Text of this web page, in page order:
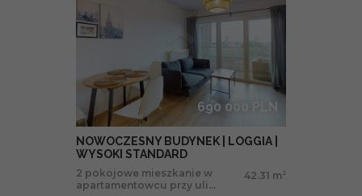
690 000 PLN
NOWOCZESNY BUDYNEK | LOGGIA |
WYSOKI STANDARD
2 pokojowe mieszkanie w
apartamentowcu przy uli...
42.31 m 2